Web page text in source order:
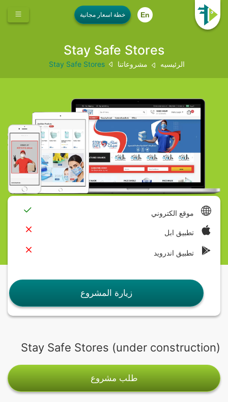
En
Stay Safe Stores
الرئيسيه مشروعاتنا Stay Safe Stores
موقع الكتروني
تطبيق ابل
تطبيق اندرويد
زيارة المشروع
Stay Safe Stores (under construction)
طلب مشروع